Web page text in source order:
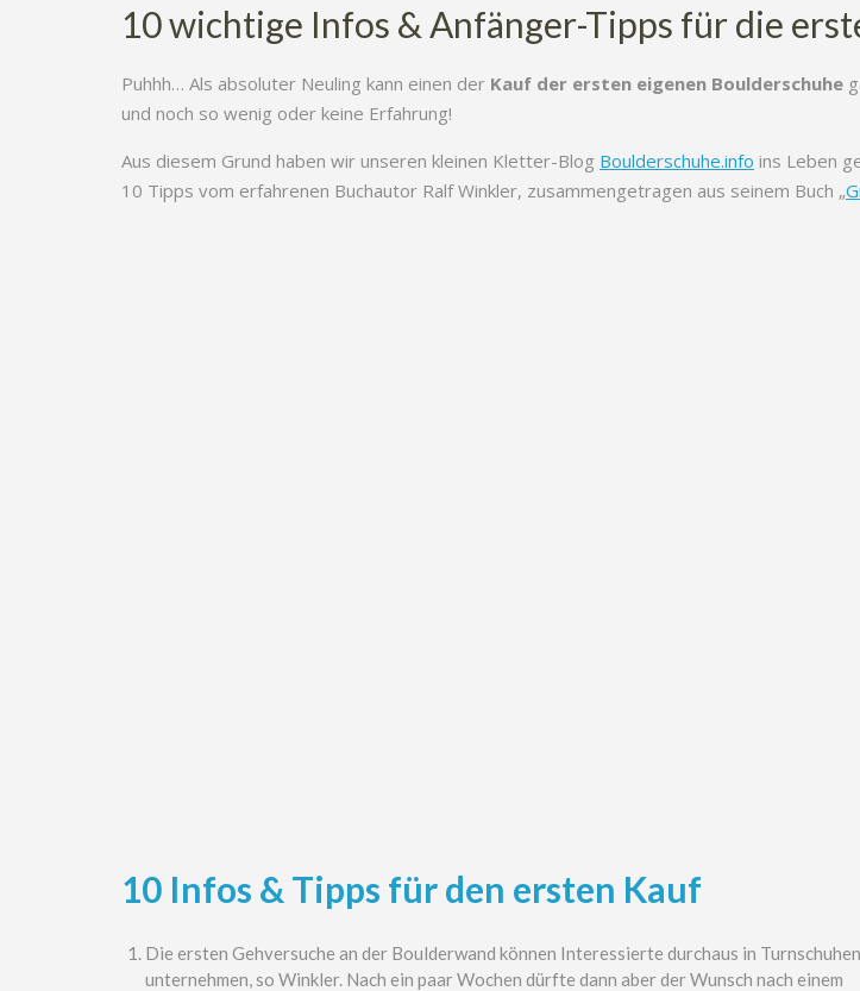
10 wichtige Infos & Anfänger-Tipps für die
Puhhh… Als absoluter Neuling kann einen der Kauf der ersten eigenen Boulderschuhe
und noch so wenig oder keine Erfahrung!
Aus diesem Grund haben wir unseren kleinen Kletter-Blog Boulderschuhe.info ins Leben
10 Tipps vom erfahrenen Buchautor Ralf Winkler, zusammengetragen aus seinem Buch „
10 Infos & Tipps für den ersten Kauf
Die ersten Gehversuche an der Boulderwand können Interessierte durchaus in Turnschuhen
unternehmen, so Winkler. Nach ein paar Wochen dürfte dann aber der Wunsch nach einem